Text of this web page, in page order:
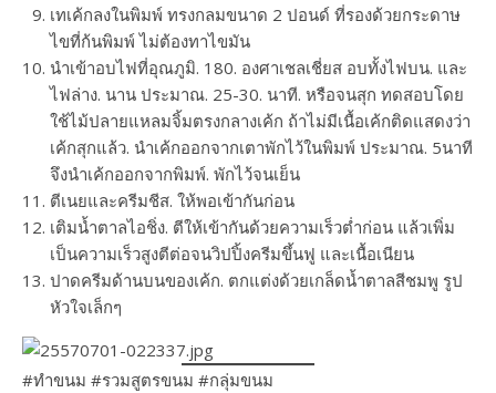
เทเค้กลงในพิมพ์ ทรงกลมขนาด 2 ปอนด์ ที่รองด้วยกระดาษ
ไขที่ก้นพิมพ์ ไม่ต้องทาไขมัน
นำเข้าอบไฟที่อุณภูมิ. 180. องศาเชลเชี่ยส อบทั้งไฟบน. และ
ไฟล่าง. นาน ประมาณ. 25-30. นาที. หรือจนสุก ทดสอบโดย
ใช้ไม้ปลายแหลมจิ้มตรงกลางเค้ก ถ้าไม่มีเนื้อเค้กติดแสดงว่า
เค้กสุกแล้ว. นำเค้กออกจากเตาพักไว้ในพิมพ์ ประมาณ. 5นาที
จึงนำเค้กออกจากพิมพ์. พักไว้จนเย็น
ตีเนยและครีมชีส. ให้พอเข้ากันก่อน
เติมน้ำตาลไอชิ่ง. ตีให้เข้ากันด้วยความเร็วต่ำก่อน แล้วเพิ่ม
เป็นความเร็วสูงตีต่อจนวิปปิ้งครีมขึ้นฟู และเนื้อเนียน
ปาดครีมด้านบนของเค้ก. ตกแต่งด้วยเกล็ดน้ำตาลสีชมพู รูป
หัวใจเล็กๆ
#ทำขนม #รวมสูตรขนม #กลุ่มขนม